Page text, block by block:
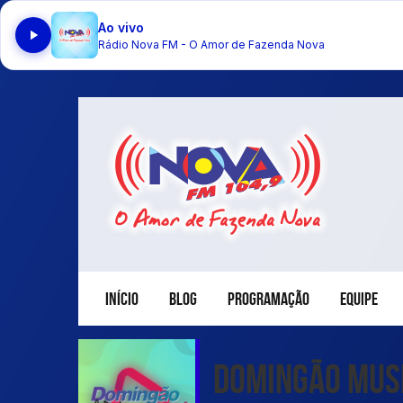
Ao vivo
Rádio Nova FM - O Amor de Fazenda Nova
INÍCIO BLOG PROGRAMAÇÃO EQUIPE
Domingão